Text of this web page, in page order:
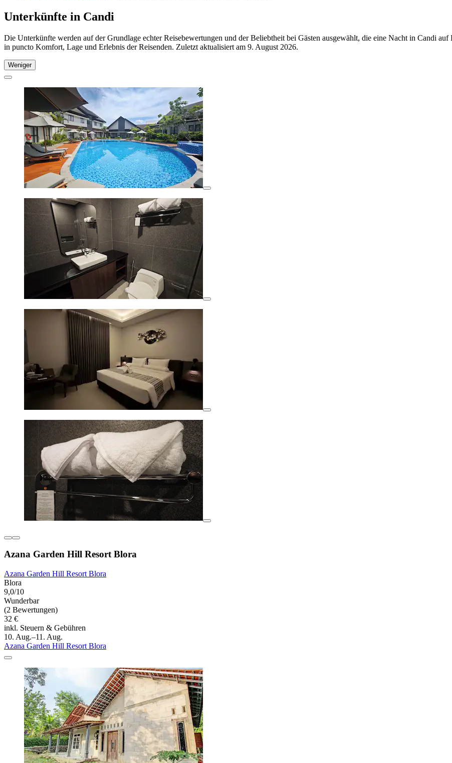
Unterkünfte in Candi
Die Unterkünfte werden auf der Grundlage echter Reisebewertungen und der Beliebtheit bei Gästen ausgewählt, die eine Nacht in Candi
in puncto Komfort, Lage und Erlebnis der Reisenden. Zuletzt aktualisiert am 9. August 2026.
Weniger
Azana Garden Hill Resort Blora
Azana Garden Hill Resort Blora
Blora
9,0/10
Wunderbar
(2 Bewertungen)
32 €
inkl. Steuern & Gebühren
10. Aug.–11. Aug.
Azana Garden Hill Resort Blora